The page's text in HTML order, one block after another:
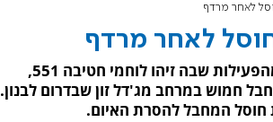
לאחר מרדף
לאחר מרדף
צה"ל פרסם תיעוד מהפעילות שבה זיהו לוחמי חטיבה 551,
אוגדה 91, מחבל חמוש במרחב מג'דל זון שבדרום לבנון.
חוסל המחבל להסרת האיום.